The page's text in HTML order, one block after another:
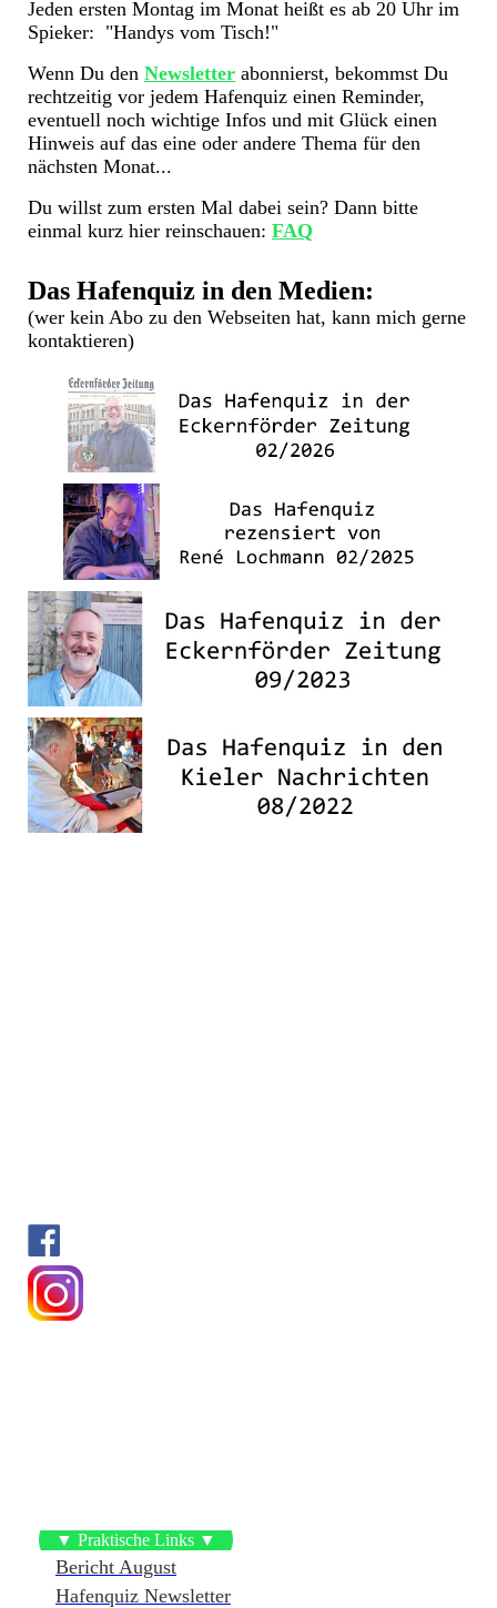
Jeden ersten Montag im Monat heißt es ab 20 Uhr im
Spieker: "Handys vom Tisch!"
Wenn Du den Newsletter abonnierst, bekommst Du
rechtzeitig vor jedem Hafenquiz einen Reminder,
eventuell noch wichtige Infos und mit Glück einen
Hinweis auf das eine oder andere Thema für den
nächsten Monat...
Du willst zum ersten Mal dabei sein? Dann bitte
einmal kurz hier reinschauen: FAQ
Das Hafenquiz in den Medien:
(wer kein Abo zu den Webseiten hat, kann mich gerne
kontaktieren)
▼ Praktische Links ▼
Bericht August
Hafenquiz Newsletter